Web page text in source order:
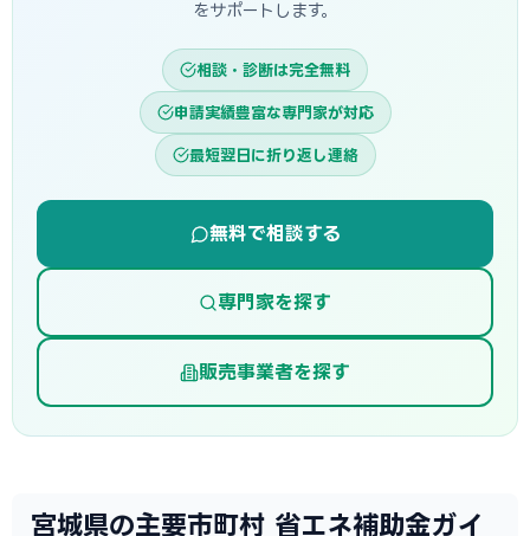
をサポートします。
相談・診断は完全無料
申請実績豊富な専門家が対応
最短翌日に折り返し連絡
無料で相談する
専門家を探す
販売事業者を探す
宮城県の主要市町村 省エネ補助金ガイ